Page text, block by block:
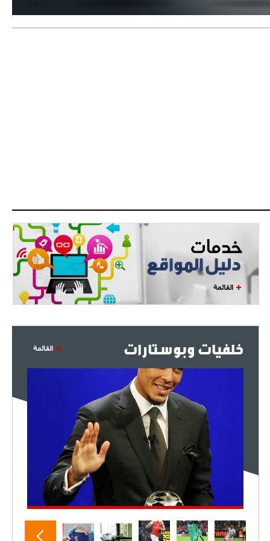
دزيكو يُصر على راتب شهر جويلية
ويعرقل انتقاله إلى الإنتير
اجتماع حاسم لإدارة ميلان مع نظيرتها
من الريال للفصل في صفقة إيسكو
14:50
- 2021/08/04
البياسجي عرض على مبابي راتبا خياليا
14:42
- 2021/07/27
جوفنتوس عبر تويتر!
18:10
- 2021/07/25
أنشيلوتي يصر على جلب كيليني
وقدوم الإيطالي يقترب
القائمة
خلفيات وبوستارات القائمة